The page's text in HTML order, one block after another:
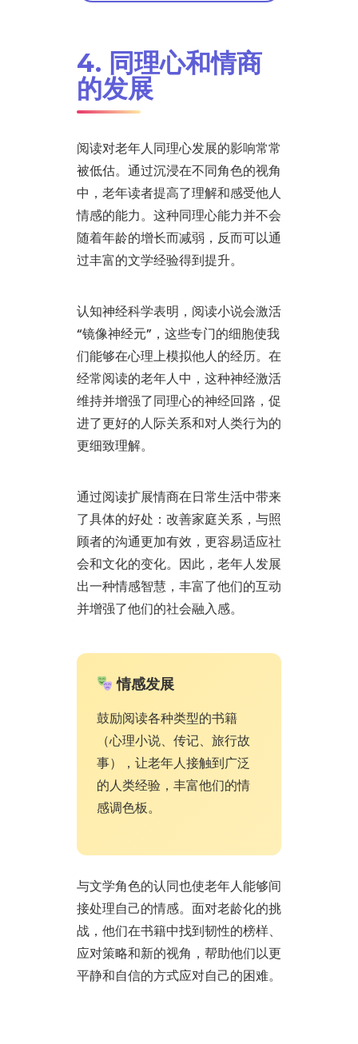
4. 同理心和情商
的发展
阅读对老年人同理心发展的影响常常
被低估。通过沉浸在不同角色的视角
中，老年读者提高了理解和感受他人
情感的能力。这种同理心能力并不会
随着年龄的增长而减弱，反而可以通
过丰富的文学经验得到提升。
认知神经科学表明，阅读小说会激活
“镜像神经元”，这些专门的细胞使我
们能够在心理上模拟他人的经历。在
经常阅读的老年人中，这种神经激活
维持并增强了同理心的神经回路，促
进了更好的人际关系和对人类行为的
更细致理解。
通过阅读扩展情商在日常生活中带来
了具体的好处：改善家庭关系，与照
顾者的沟通更加有效，更容易适应社
会和文化的变化。因此，老年人发展
出一种情感智慧，丰富了他们的互动
并增强了他们的社会融入感。
情感发展
鼓励阅读各种类型的书籍
（心理小说、传记、旅行故
事），让老年人接触到广泛
的人类经验，丰富他们的情
感调色板。
与文学角色的认同也使老年人能够间
接处理自己的情感。面对老龄化的挑
战，他们在书籍中找到韧性的榜样、
应对策略和新的视角，帮助他们以更
平静和自信的方式应对自己的困难。